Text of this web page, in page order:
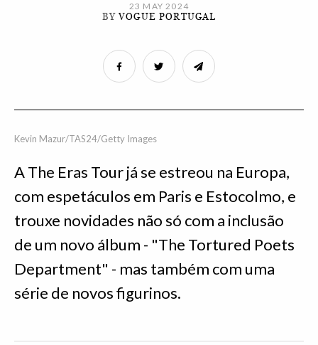
23 MAY 2024
BYVOGUE PORTUGAL
Kevin Mazur/TAS24/Getty Images
A The Eras Tour já se estreou na Europa,
com espetáculos em Paris e Estocolmo, e
trouxe novidades não só com a inclusão
de um novo álbum - "The Tortured Poets
Department" - mas também com uma
série de novos figurinos.